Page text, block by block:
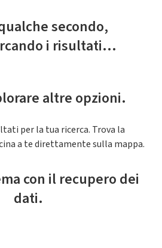
secondo,
i risultati...
altre opzioni.
per la tua ricerca. Trova la
a te direttamente sulla mappa.
con il recupero dei
dati.